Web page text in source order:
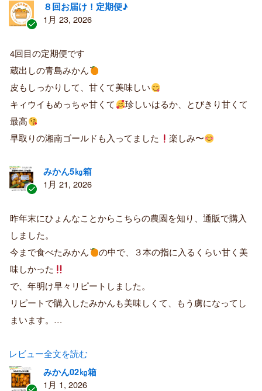
証
済
み
購
者
８回お届け！定期便♪
1月 23, 2026
4回目の定期便です
蔵出しの青島みかん
皮もしっかりして、甘くて美味しい
キィウイもめっちゃ甘くて
珍しいはるか、とびきり甘くて
最高
早取りの湘南ゴールドも入ってました
楽しみ〜
証
済
み
購
者
みかん5㎏箱
1月 21, 2026
昨年末にひょんなことからこちらの農園を知り、通販で購入
しました。
今まで食べたみかん
の中で、３本の指に入るくらい甘く美
味しかった
で、年明け早々リピートしました。
リピートで購入したみかんも美味しくて、もう虜になってし
まいます。…
レビュー全文を読む
みかん02㎏箱
1月 1, 2026